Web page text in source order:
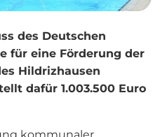
des Deutschen
für eine Förderung der
Hildrizhausen
dafür 1.003.500 Euro
kommunaler